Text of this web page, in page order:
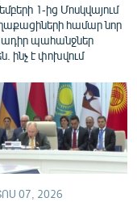
1-ից Մոսկվայում
համար նոր
պահանջներ
ինչ է փոխվում
07, 2026